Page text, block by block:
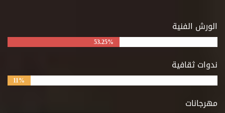
الورش الفنية
53.25%
ندوات ثقافية
11%
مهرجانات